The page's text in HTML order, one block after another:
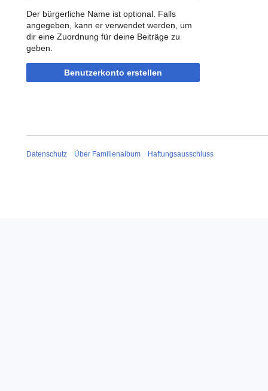
Der bürgerliche Name ist optional. Falls
angegeben, kann er verwendet werden, um
dir eine Zuordnung für deine Beiträge zu
geben.
Benutzerkonto erstellen
Datenschutz Über Familienalbum Haftungsausschluss